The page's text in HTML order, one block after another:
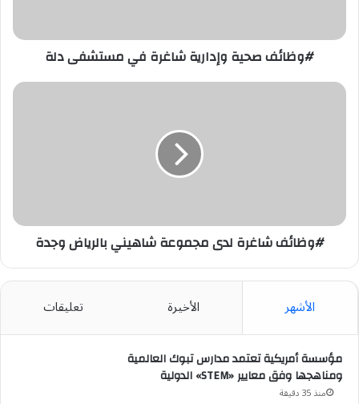
#وظائف صحية وإدارية شاغرة في مستشفى دلة
#وظائف
#وظائف شاغرة لدى مجموعة شاهيني بالرياض وجدة
الأشهر الأخيرة تعليقات
مؤسسة أمريكية تعتمد مدارس تبوك العالمية
ومناهجها وفق معايير «STEM» الدولية
منذ 35 دقيقة